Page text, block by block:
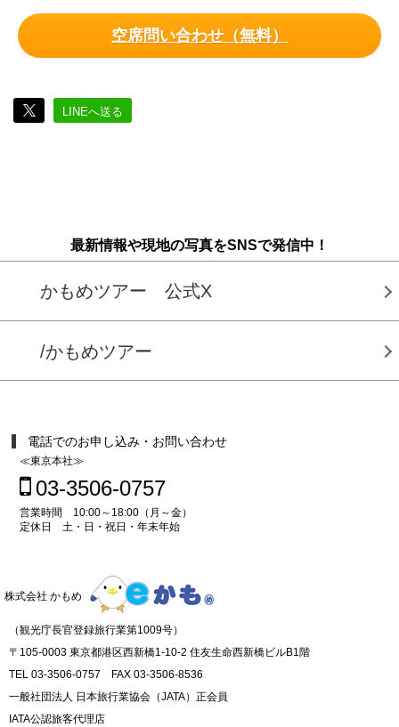
空席問い合わせ（無料）
LINEへ送る
最新情報や現地の写真をSNSで発信中！
かもめツアー 公式X
/かもめツアー
電話でのお申し込み・お問い合わせ
≪東京本社≫
03-3506-0757
営業時間 10:00～18:00（月～金）
定休日 土・日・祝日・年末年始
株式会社 かもめ
（観光庁長官登録旅行業第1009号）
〒105-0003 東京都港区西新橋1-10-2 住友生命西新橋ビルB1階
TEL 03-3506-0757 FAX 03-3506-8536
一般社団法人 日本旅行業協会（JATA）正会員
IATA公認旅客代理店